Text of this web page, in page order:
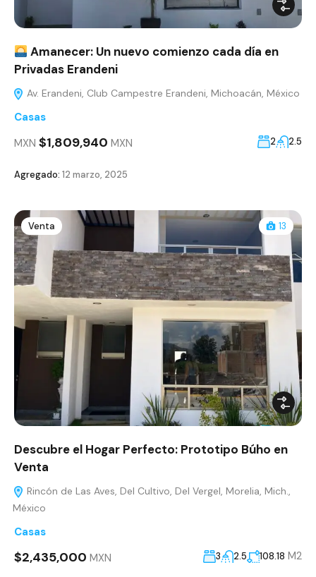
Amanecer: Un nuevo comienzo cada día en
Privadas Erandeni
Av. Erandeni, Club Campestre Erandeni, Michoacán, México
Casas
MXN $1,809,940 MXN 2 2.5
Agregado: 12 marzo, 2025
Venta 13
Descubre el Hogar Perfecto: Prototipo Búho en
Venta
Rincón de Las Aves, Del Cultivo, Del Vergel, Morelia, Mich.,
México
Casas
$2,435,000 MXN 3 2.5 108.18 M2